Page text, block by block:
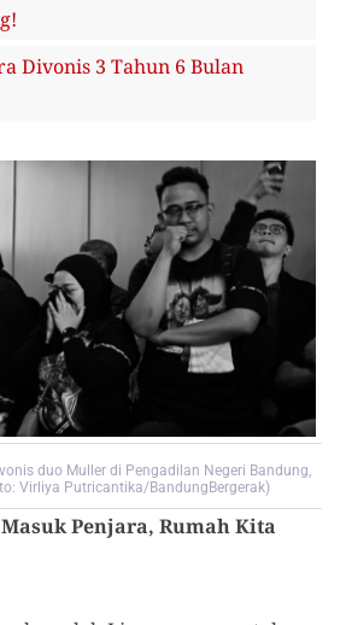
Divonis 3 Tahun 6 Bulan
duo Muller di Pengadilan Negeri Bandung,
Virliya Putricantika/BandungBergerak)
Penjara, Rumah Kita